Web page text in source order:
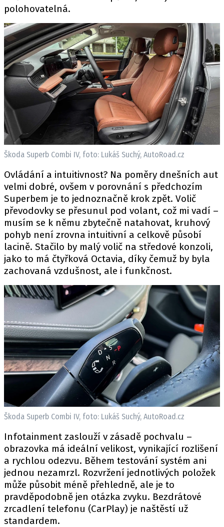
polohovatelná.
Škoda Superb Combi IV, foto: Lukáš Suchý, AutoRoad.cz
Ovládání a intuitivnost? Na poměry dnešních aut
velmi dobré, ovšem v porovnání s předchozím
Superbem je to jednoznačně krok zpět. Volič
převodovky se přesunul pod volant, což mi vadí –
musím se k němu zbytečně natahovat, kruhový
pohyb není zrovna intuitivní a celkově působí
lacině. Stačilo by malý volič na středové konzoli,
jako to má čtyřková Octavia, díky čemuž by byla
zachovaná vzdušnost, ale i funkčnost.
Škoda Superb Combi IV, foto: Lukáš Suchý, AutoRoad.cz
Infotainment zaslouží v zásadě pochvalu –
obrazovka má ideální velikost, vynikající rozlišení
a rychlou odezvu. Během testování systém ani
jednou nezamrzl. Rozvržení jednotlivých položek
může působit méně přehledně, ale je to
pravděpodobně jen otázka zvyku. Bezdrátové
zrcadlení telefonu (CarPlay) je naštěstí už
standardem.